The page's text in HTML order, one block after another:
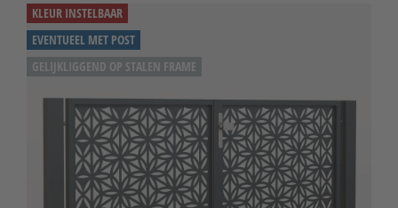
KLEUR INSTELBAAR
EVENTUEEL MET POST
GELIJKLIGGEND OP STALEN FRAME